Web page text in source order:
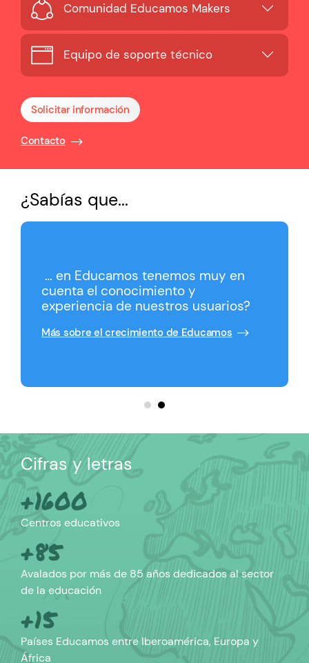
Comunidad Educamos Makers
Equipo de soporte técnico
Solicitar información
Contacto
¿Sabías que...
… en Educamos tenemos muy en
cuenta el conocimiento y
experiencia de nuestros usuarios?
Más sobre el crecimiento de Educamos
Cifras y letras
+1600
Centros educativos
+85
Avalados por más de 85 años dedicados al sector
de la educación
+15
Países Educamos entre Iberoamérica, Europa y
África